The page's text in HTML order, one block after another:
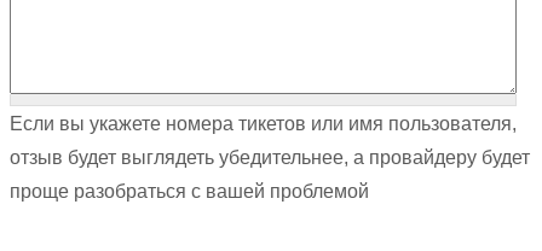
Если вы укажете номера тикетов или имя пользователя,
отзыв будет выглядеть убедительнее, а провайдеру будет
проще разобраться с вашей проблемой